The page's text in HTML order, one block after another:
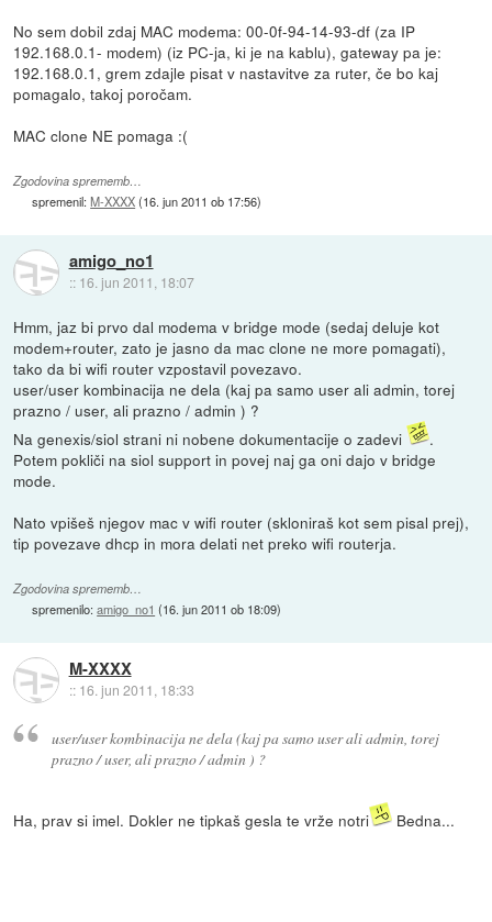
No sem dobil zdaj MAC modema: 00-0f-94-14-93-df (za IP
192.168.0.1- modem) (iz PC-ja, ki je na kablu), gateway pa je:
192.168.0.1, grem zdajle pisat v nastavitve za ruter, če bo kaj
pomagalo, takoj poročam.
MAC clone NE pomaga :(
Zgodovina sprememb…
spremenil:M-XXXX(16. jun 2011 ob 17:56)
amigo_no1
:: 16. jun 2011, 18:07
Hmm, jaz bi prvo dal modema v bridge mode (sedaj deluje kot
modem+router, zato je jasno da mac clone ne more pomagati),
tako da bi wifi router vzpostavil povezavo.
user/user kombinacija ne dela (kaj pa samo user ali admin, torej
prazno / user, ali prazno / admin ) ?
Na genexis/siol strani ni nobene dokumentacije o zadevi
.
Potem pokliči na siol support in povej naj ga oni dajo v bridge
mode.
Nato vpišeš njegov mac v wifi router (skloniraš kot sem pisal prej),
tip povezave dhcp in mora delati net preko wifi routerja.
Zgodovina sprememb…
spremenilo:amigo_no1 (16. jun 2011 ob 18:09)
M-XXXX
:: 16. jun 2011, 18:33
user/user kombinacija ne dela (kaj pa samo user ali admin, torej
prazno / user, ali prazno / admin ) ?
Ha, prav si imel. Dokler ne tipkaš gesla te vrže notri Bedna...